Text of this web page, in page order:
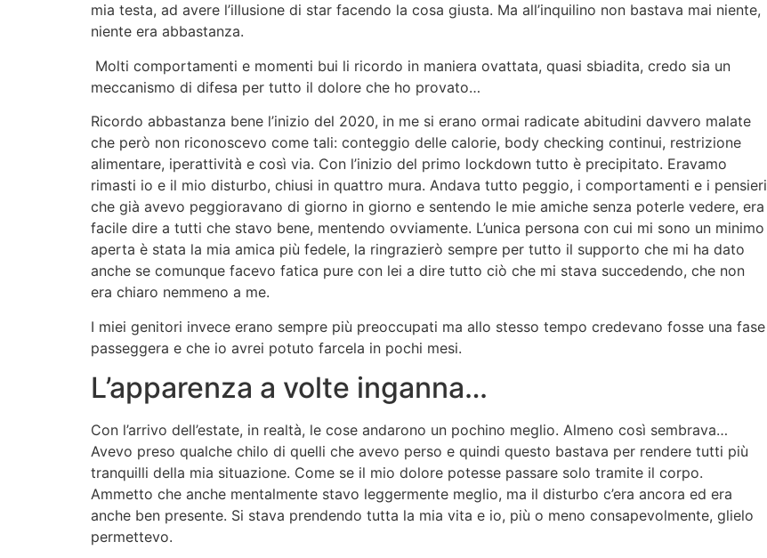
mia testa, ad avere l’illusione di star facendo la cosa giusta. Ma all’inquilino non bastava mai niente,
niente era abbastanza.
Molti comportamenti e momenti bui li ricordo in maniera ovattata, quasi sbiadita, credo sia un
meccanismo di difesa per tutto il dolore che ho provato…
Ricordo abbastanza bene l’inizio del 2020, in me si erano ormai radicate abitudini davvero malate
che però non riconoscevo come tali: conteggio delle calorie, body checking continui, restrizione
alimentare, iperattività e così via. Con l’inizio del primo lockdown tutto è precipitato. Eravamo
rimasti io e il mio disturbo, chiusi in quattro mura. Andava tutto peggio, i comportamenti e i pensieri
che già avevo peggioravano di giorno in giorno e sentendo le mie amiche senza poterle vedere, era
facile dire a tutti che stavo bene, mentendo ovviamente. L’unica persona con cui mi sono un minimo
aperta è stata la mia amica più fedele, la ringrazierò sempre per tutto il supporto che mi ha dato
anche se comunque facevo fatica pure con lei a dire tutto ciò che mi stava succedendo, che non
era chiaro nemmeno a me.
I miei genitori invece erano sempre più preoccupati ma allo stesso tempo credevano fosse una fase
passeggera e che io avrei potuto farcela in pochi mesi.
L’apparenza a volte inganna…
Con l’arrivo dell’estate, in realtà, le cose andarono un pochino meglio. Almeno così sembrava…
Avevo preso qualche chilo di quelli che avevo perso e quindi questo bastava per rendere tutti più
tranquilli della mia situazione. Come se il mio dolore potesse passare solo tramite il corpo.
Ammetto che anche mentalmente stavo leggermente meglio, ma il disturbo c’era ancora ed era
anche ben presente. Si stava prendendo tutta la mia vita e io, più o meno consapevolmente, glielo
permettevo.